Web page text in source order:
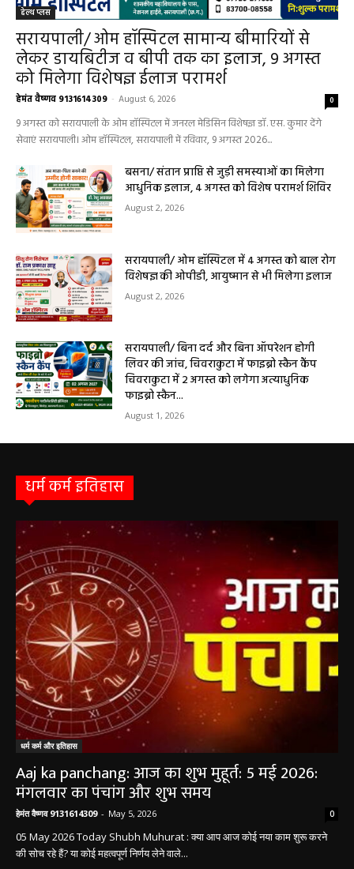
हेल्थ प्लस
सरायपाली/ ओम हॉस्पिटल सामान्य बीमारियों से
लेकर डायबिटीज व बीपी तक का इलाज, 9 अगस्त
को मिलेगा विशेषज्ञ ईलाज परामर्श
हेमंत वैष्णव 9131614309 - August 6, 2026 0
9 अगस्त को सरायपाली के ओम हॉस्पिटल में जनरल मेडिसिन विशेषज्ञ डॉ. एस. कुमार देंगे
सेवाएं सरायपाली। ओम हॉस्पिटल, सरायपाली में रविवार, 9 अगस्त 2026...
बसना/ संतान प्राप्ति से जुड़ी समस्याओं का मिलेगा
आधुनिक इलाज, 4 अगस्त को विशेष परामर्श शिविर
August 2, 2026
सरायपाली/ ओम हॉस्पिटल में 4 अगस्त को बाल रोग
विशेषज्ञ की ओपीडी, आयुष्मान से भी मिलेगा इलाज
August 2, 2026
सरायपाली/ बिना दर्द और बिना ऑपरेशन होगी
लिवर की जांच, चिवराकुटा में फाइब्रो स्कैन कैंप
चिवराकुटा में 2 अगस्त को लगेगा अत्याधुनिक
फाइब्रो स्कैन...
August 1, 2026
धर्म कर्म इतिहास
धर्म कर्म और इतिहास
Aaj ka panchang: आज का शुभ मुहूर्त: 5 मई 2026:
मंगलवार का पंचांग और शुभ समय
हेमंत वैष्णव 9131614309 - May 5, 2026 0
05 May 2026 Today Shubh Muhurat : क्या आप आज कोई नया काम शुरू करने
की सोच रहे हैं? या कोई महत्वपूर्ण निर्णय लेने वाले...